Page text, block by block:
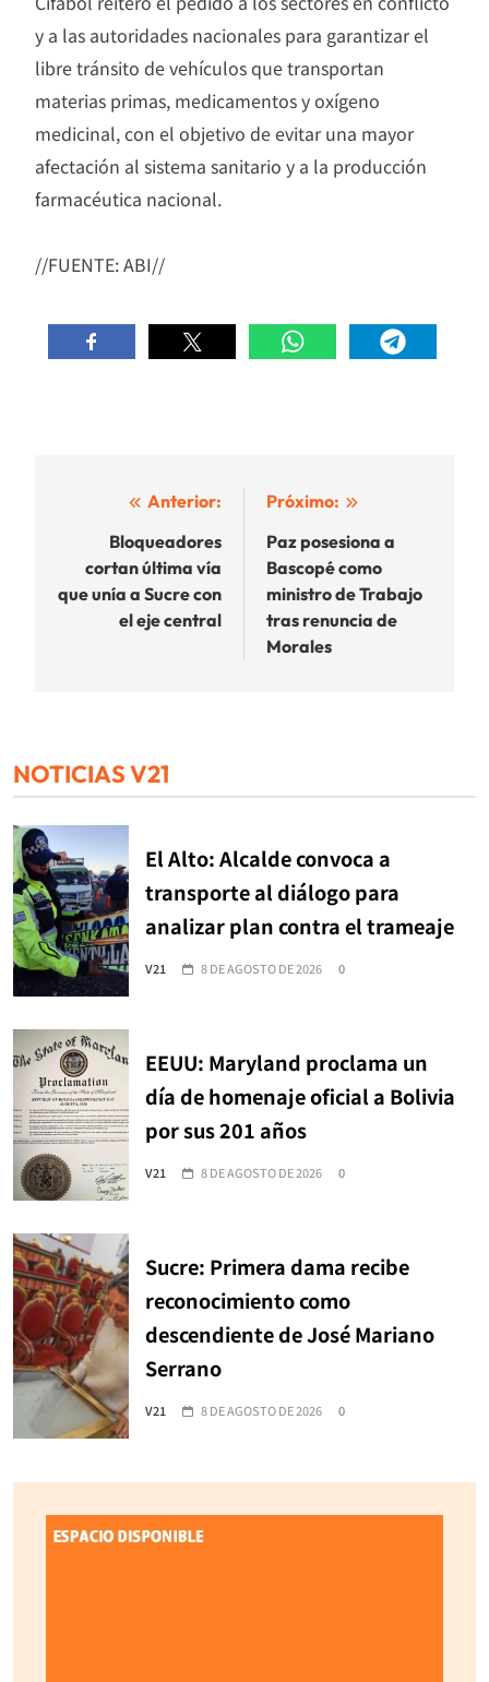
y a las autoridades nacionales para garantizar el
libre tránsito de vehículos que transportan
materias primas, medicamentos y oxígeno
medicinal, con el objetivo de evitar una mayor
afectación al sistema sanitario y a la producción
farmacéutica nacional.
//FUENTE: ABI//
Navegación
entradas
Anterior:
Bloqueadores
cortan última vía
que unía a Sucre con
el eje central
Próximo:
Paz posesiona a
Bascopé como
ministro de Trabajo
tras renuncia de
Morales
NOTICIAS V21
El Alto: Alcalde convoca a
transporte al diálogo para
analizar plan contra el trameaje
V21 8 DE AGOSTO DE 2026 0
EEUU: Maryland proclama un
día de homenaje oficial a Bolivia
por sus 201 años
V21 8 DE AGOSTO DE 2026 0
Sucre: Primera dama recibe
reconocimiento como
descendiente de José Mariano
Serrano
V21 8 DE AGOSTO DE 2026 0